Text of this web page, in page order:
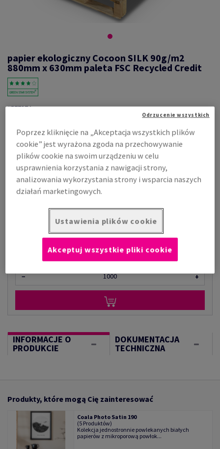
papier ekologiczny Cocoon SILK 90g/m2
880mm x 630mm paleta FSC Recycled Credit
#577374
makulaturowej, 90g/m2, 880mm x 630mm, SG, nieryzowane na pal.
12500 ark., flaga co 500 ark., FSC Recycled Credit
Zobacz dane techniczne
Cena z uwzględnieniem VAT
742,27 zł
W MAGAZYNIE
− +
INFORMACJE O
PRODUKCIE
DOKUMENTACJA
TECHNICZNA
Produkty, które mogą Cię zainteresować
Coala Photo Satin 190
(5 Produktów)
Kolekcja jednostronnie powlekanych białych
papierów z mikroporową powłok...
Poprzez kliknięcie na „Akceptacja wszystkich plików
cookie” jest wyrażona zgoda na przechowywanie
plików cookie na swoim urządzeniu w celu
usprawnienia korzystania z nawigacji strony,
analizowania wykorzystania strony i wsparcia naszych
działań marketingowych.
Ustawienia plików cookie
Odrzucenie wszystkich
Akceptuj wszystkie pliki cookie